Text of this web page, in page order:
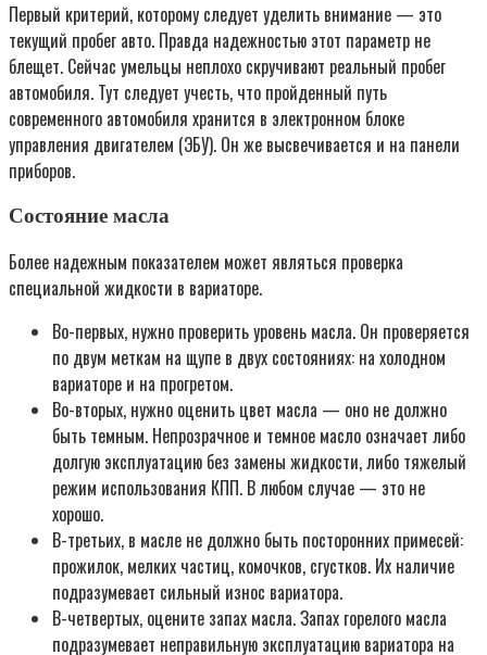
Первый критерий, которому следует уделить внимание — это
текущий пробег авто. Правда надежностью этот параметр не
блещет. Сейчас умельцы неплохо скручивают реальный пробег
автомобиля. Тут следует учесть, что пройденный путь
современного автомобиля хранится в электронном блоке
управления двигателем (ЭБУ). Он же высвечивается и на панели
приборов.
Состояние масла
Более надежным показателем может являться проверка
специальной жидкости в вариаторе.
Во-первых, нужно проверить уровень масла. Он проверяется
по двум меткам на щупе в двух состояниях: на холодном
вариаторе и на прогретом.
Во-вторых, нужно оценить цвет масла — оно не должно
быть темным. Непрозрачное и темное масло означает либо
долгую эксплуатацию без замены жидкости, либо тяжелый
режим использования КПП. В любом случае — это не
хорошо.
В-третьих, в масле не должно быть посторонних примесей:
прожилок, мелких частиц, комочков, сгустков. Их наличие
подразумевает сильный износ вариатора.
В-четвертых, оцените запах масла. Запах горелого масла
подразумевает неправильную эксплуатацию вариатора на